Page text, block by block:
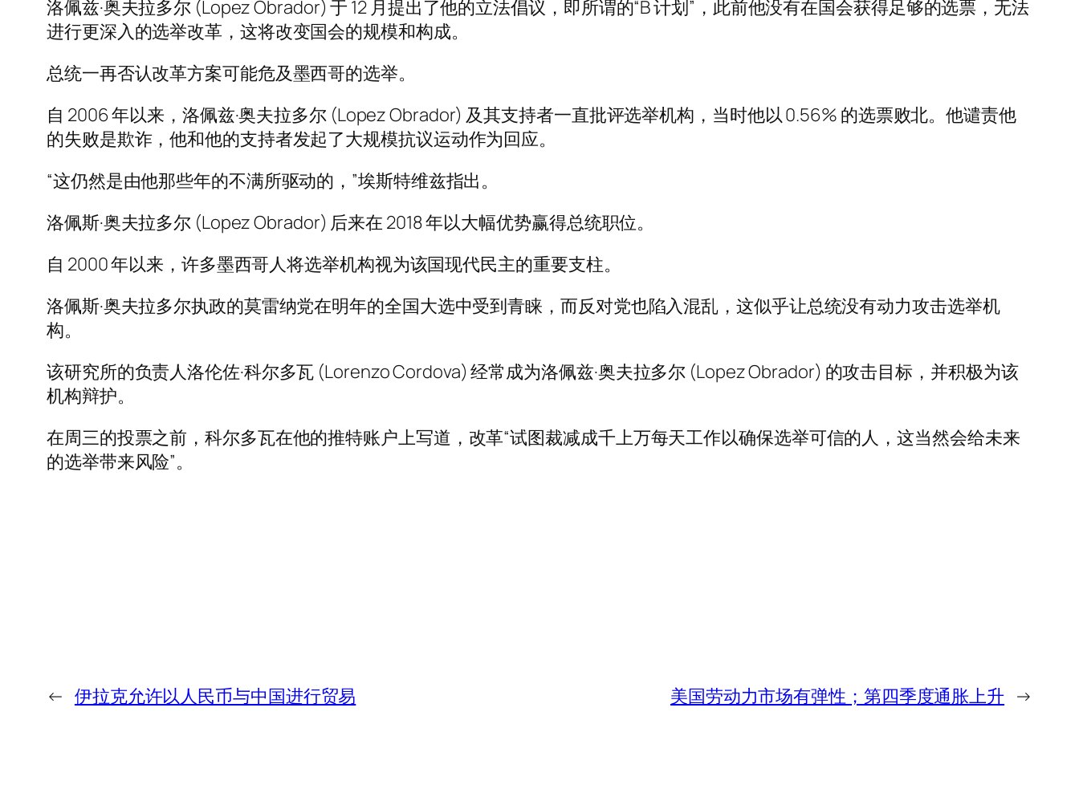
洛佩兹·奥夫拉多尔 (Lopez Obrador) 于 12 月提出了他的立法倡议，即所谓的“B 计划”，此前他没有在国会获得足够的选票，无法
进行更深入的选举改革，这将改变国会的规模和构成。
总统一再否认改革方案可能危及墨西哥的选举。
自 2006 年以来，洛佩兹·奥夫拉多尔 (Lopez Obrador) 及其支持者一直批评选举机构，当时他以 0.56% 的选票败北。他谴责他
的失败是欺诈，他和他的支持者发起了大规模抗议运动作为回应。
“这仍然是由他那些年的不满所驱动的，”埃斯特维兹指出。
洛佩斯·奥夫拉多尔 (Lopez Obrador) 后来在 2018 年以大幅优势赢得总统职位。
自 2000 年以来，许多墨西哥人将选举机构视为该国现代民主的重要支柱。
洛佩斯·奥夫拉多尔执政的莫雷纳党在明年的全国大选中受到青睐，而反对党也陷入混乱，这似乎让总统没有动力攻击选举机
构。
该研究所的负责人洛伦佐·科尔多瓦 (Lorenzo Cordova) 经常成为洛佩兹·奥夫拉多尔 (Lopez Obrador) 的攻击目标，并积极为该
机构辩护。
在周三的投票之前，科尔多瓦在他的推特账户上写道，改革“试图裁减成千上万每天工作以确保选举可信的人，这当然会给未来
的选举带来风险”。
← 伊拉克允许以人民币与中国进行贸易 美国劳动力市场有弹性；第四季度通胀上升 →